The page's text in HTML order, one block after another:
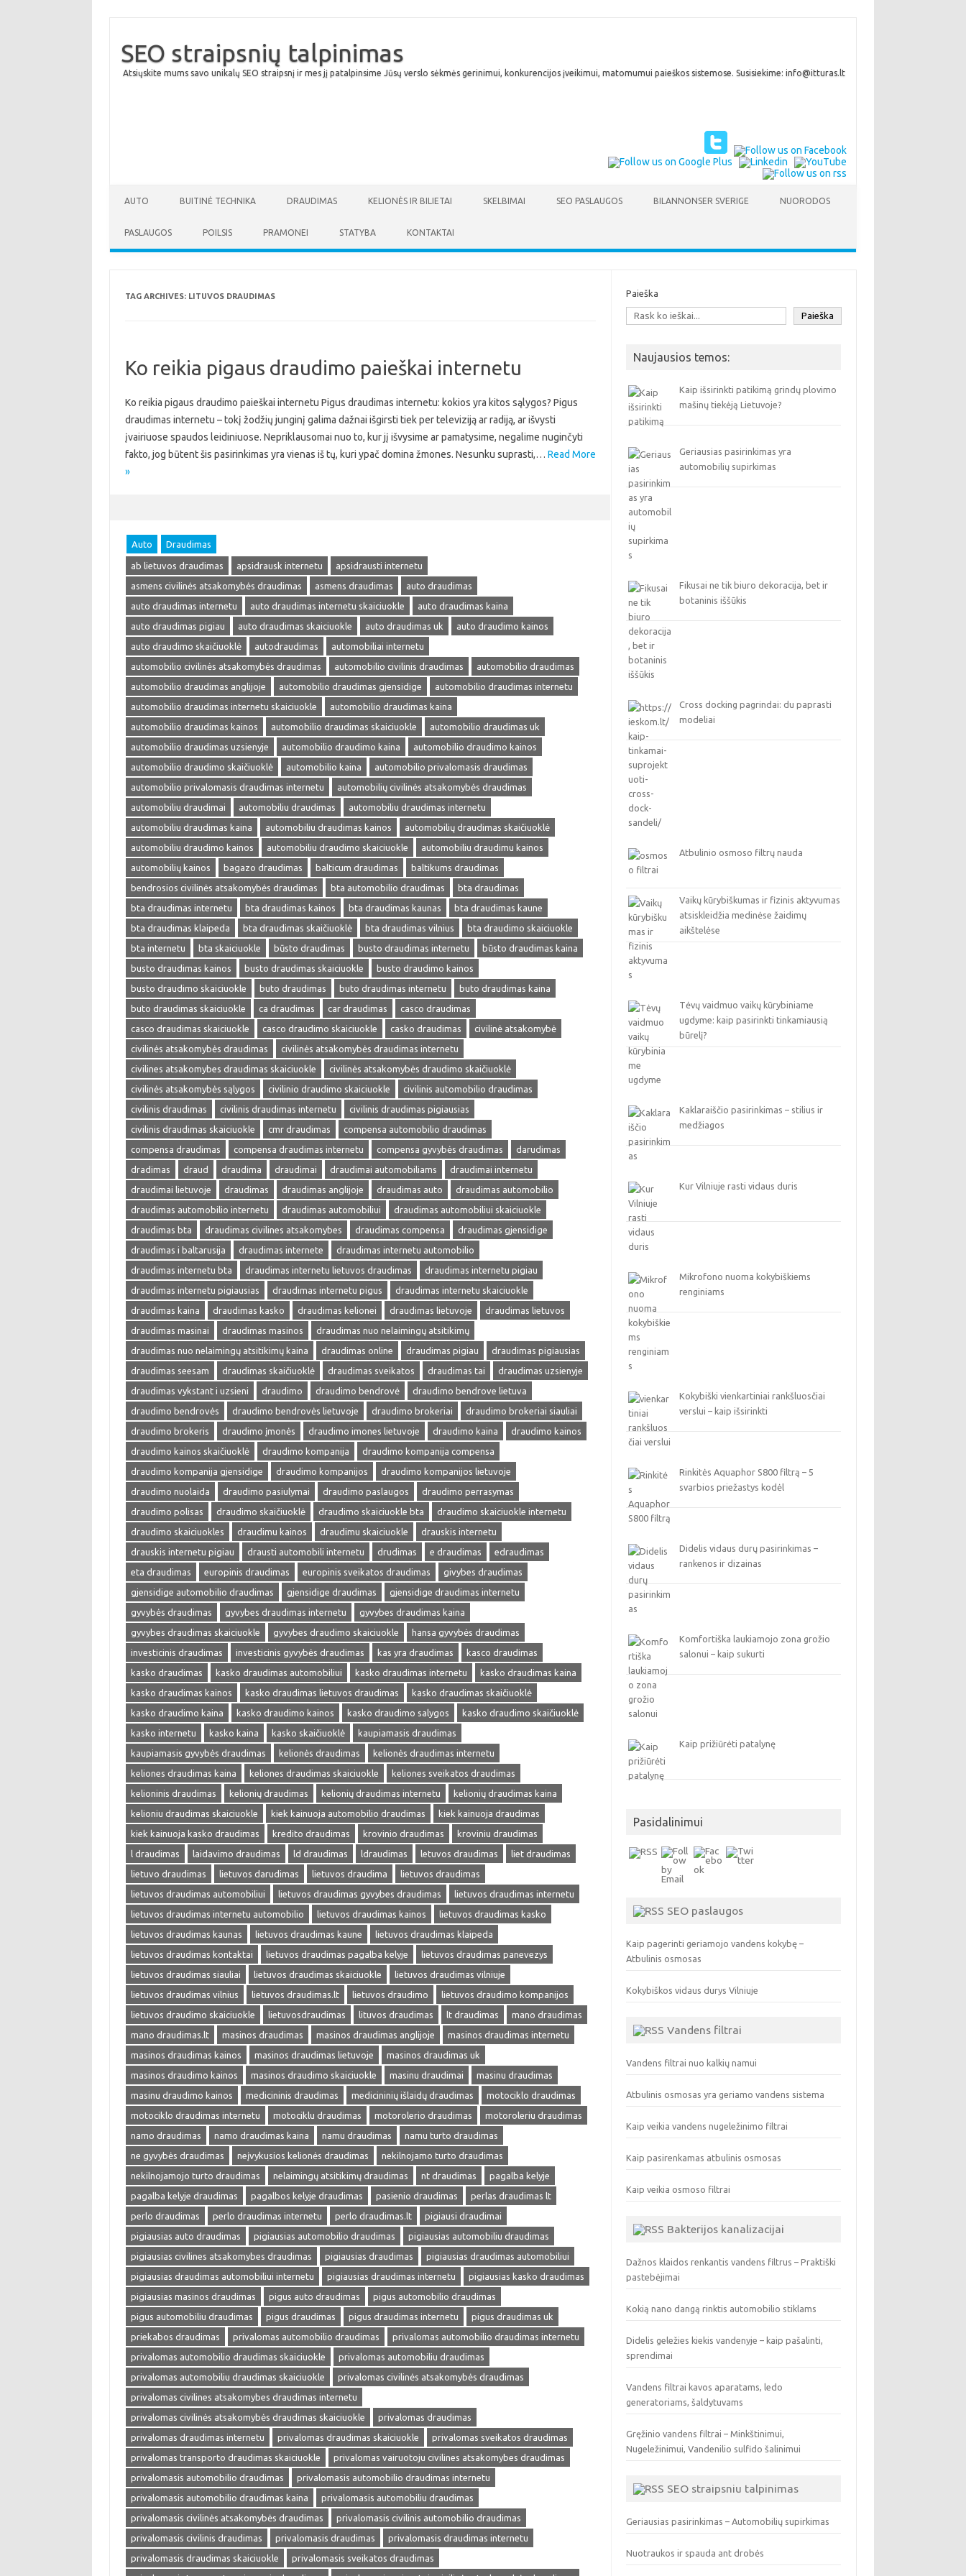
SEO straipsnių talpinimas
Atsiųskite mums savo unikalų SEO straipsnį ir mes jį patalpinsime Jūsų verslo sėkmės gerinimui, konkurencijos įveikimui, matomumui paieškos sistemose. Susisiekime: info@itturas.lt
AUTO BUITINĖ TECHNIKA DRAUDIMAS KELIONĖS IR BILIETAI SKELBIMAI SEO PASLAUGOS BILANNONSER SVERIGE NUORODOS
PASLAUGOS POILSIS PRAMONEI STATYBA KONTAKTAI
TAG ARCHIVES: LITUVOS DRAUDIMAS
Ko reikia pigaus draudimo paieškai internetu
Ko reikia pigaus draudimo paieškai internetu Pigus draudimas internetu: kokios yra kitos sąlygos? Pigus
draudimas internetu – tokį žodžių junginį galima dažnai išgirsti tiek per televiziją ar radiją, ar išvysti
įvairiuose spaudos leidiniuose. Nepriklausomai nuo to, kur jį išvysime ar pamatysime, negalime nuginčyti
fakto, jog būtent šis pasirinkimas yra vienas iš tų, kuri ypač domina žmones. Nesunku suprasti,… Read More
»
Auto Draudimas
ab lietuvos draudimas apsidrausk internetu
apsidrausti internetu
asmens civilinės atsakomybės draudimas
asmens draudimas
auto draudimas
auto draudimas internetu
auto draudimas internetu skaiciuokle
auto draudimas kaina
auto draudimas pigiau
auto draudimas skaiciuokle auto draudimas uk
auto draudimo kainos
auto draudimo skaičiuoklė
autodraudimas
automobiliai internetu
automobilio civilinės atsakomybės draudimas
automobilio civilinis draudimas
automobilio draudimas
automobilio draudimas anglijoje
automobilio draudimas gjensidige
automobilio draudimas internetu
automobilio draudimas internetu skaiciuokle
automobilio draudimas kaina
automobilio draudimas kainos
automobilio draudimas skaiciuokle
automobilio draudimas uk
automobilio draudimas uzsienyje
automobilio draudimo kaina
automobilio draudimo kainos
automobilio draudimo skaičiuoklė
automobilio kaina
automobilio privalomasis draudimas
automobilio privalomasis draudimas internetu
automobilių civilinės atsakomybės draudimas
automobiliu draudimai
automobiliu draudimas
automobiliu draudimas internetu
automobiliu draudimas kaina
automobiliu draudimas kainos
automobilių draudimas skaičiuoklė
automobiliu draudimo kainos
automobiliu draudimo skaiciuokle
automobiliu draudimu kainos
automobilių kainos
bagazo draudimas balticum draudimas
baltikums draudimas
bendrosios civilinės atsakomybės draudimas
bta automobilio draudimas
bta draudimas
bta draudimas internetu
bta draudimas kainos bta draudimas kaunas
bta draudimas kaune
bta draudimas klaipeda
bta draudimas skaičiuoklė bta draudimas vilnius
bta draudimo skaiciuokle
bta internetu
bta skaiciuokle būsto draudimas busto draudimas internetu
būsto draudimas kaina
busto draudimas kainos
busto draudimas skaiciuokle
busto draudimo kainos
busto draudimo skaiciuokle
buto draudimas buto draudimas internetu
buto draudimas kaina
buto draudimas skaiciuokle
ca draudimas car draudimas
casco draudimas
casco draudimas skaiciuokle
casco draudimo skaiciuokle casko draudimas
civilinė atsakomybė
civilinės atsakomybės draudimas
civilinės atsakomybės draudimas internetu
civilines atsakomybes draudimas skaiciuokle
civilinės atsakomybės draudimo skaičiuoklė
civilinės atsakomybės sąlygos
civilinio draudimo skaiciuokle
civilinis automobilio draudimas
civilinis draudimas
civilinis draudimas internetu
civilinis draudimas pigiausias
civilinis draudimas skaiciuokle
cmr draudimas
compensa automobilio draudimas
compensa draudimas
compensa draudimas internetu compensa gyvybės draudimas
darudimas
dradimas
draud draudima draudimai draudimai automobiliams
draudimai internetu
draudimai lietuvoje
draudimas draudimas anglijoje draudimas auto
draudimas automobilio
draudimas automobilio internetu
draudimas automobiliui
draudimas automobiliui skaiciuokle
draudimas bta
draudimas civilines atsakomybes draudimas compensa
draudimas gjensidige
draudimas i baltarusija
draudimas internete
draudimas internetu automobilio
draudimas internetu bta
draudimas internetu lietuvos draudimas
draudimas internetu pigiau
draudimas internetu pigiausias
draudimas internetu pigus
draudimas internetu skaiciuokle
draudimas kaina
draudimas kasko draudimas kelionei draudimas lietuvoje
draudimas lietuvos
draudimas masinai
draudimas masinos
draudimas nuo nelaimingų atsitikimų
draudimas nuo nelaimingų atsitikimų kaina
draudimas online draudimas pigiau
draudimas pigiausias
draudimas seesam
draudimas skaičiuoklė draudimas sveikatos draudimas tai
draudimas uzsienyje
draudimas vykstant i uzsieni
draudimo draudimo bendrovė
draudimo bendrove lietuva
draudimo bendrovės
draudimo bendrovės lietuvoje draudimo brokeriai
draudimo brokeriai siauliai
draudimo brokeris
draudimo įmonės draudimo imones lietuvoje draudimo kaina
draudimo kainos
draudimo kainos skaičiuoklė
draudimo kompanija
draudimo kompanija compensa
draudimo kompanija gjensidige
draudimo kompanijos
draudimo kompanijos lietuvoje
draudimo nuolaida
draudimo pasiulymai draudimo paslaugos
draudimo perrasymas
draudimo polisas
draudimo skaičiuoklė draudimo skaiciuokle bta
draudimo skaiciuokle internetu
draudimo skaiciuokles
draudimu kainos draudimu skaiciuokle
drauskis internetu
drauskis internetu pigiau
drausti automobili internetu drudimas e draudimas
edraudimas
eta draudimas
europinis draudimas europinis sveikatos draudimas
givybes draudimas
gjensidige automobilio draudimas
gjensidige draudimas
gjensidige draudimas internetu
gyvybės draudimas
gyvybes draudimas internetu
gyvybes draudimas kaina
gyvybes draudimas skaiciuokle
gyvybes draudimo skaiciuokle
hansa gyvybės draudimas
investicinis draudimas
investicinis gyvybės draudimas kas yra draudimas
kasco draudimas
kasko draudimas
kasko draudimas automobiliui kasko draudimas internetu
kasko draudimas kaina
kasko draudimas kainos
kasko draudimas lietuvos draudimas
kasko draudimas skaičiuoklė
kasko draudimo kaina
kasko draudimo kainos kasko draudimo salygos
kasko draudimo skaičiuoklė
kasko internetu
kasko kaina kasko skaičiuoklė
kaupiamasis draudimas
kaupiamasis gyvybės draudimas
kelionės draudimas
kelionės draudimas internetu
keliones draudimas kaina
keliones draudimas skaiciuokle
keliones sveikatos draudimas
kelioninis draudimas
kelionių draudimas kelionių draudimas internetu
kelionių draudimas kaina
kelioniu draudimas skaiciuokle
kiek kainuoja automobilio draudimas
kiek kainuoja draudimas
kiek kainuoja kasko draudimas
kredito draudimas krovinio draudimas
kroviniu draudimas
l draudimas
laidavimo draudimas ld draudimas ldraudimas letuvos draudimas
liet draudimas
lietuvo draudimas
lietuvos darudimas lietuvos draudima
lietuvos draudimas
lietuvos draudimas automobiliui
lietuvos draudimas gyvybes draudimas
lietuvos draudimas internetu
lietuvos draudimas internetu automobilio
lietuvos draudimas kainos
lietuvos draudimas kasko
lietuvos draudimas kaunas
lietuvos draudimas kaune
lietuvos draudimas klaipeda
lietuvos draudimas kontaktai
lietuvos draudimas pagalba kelyje
lietuvos draudimas panevezys
lietuvos draudimas siauliai
lietuvos draudimas skaiciuokle
lietuvos draudimas vilniuje
lietuvos draudimas vilnius
lietuvos draudimas.lt lietuvos draudimo
lietuvos draudimo kompanijos
lietuvos draudimo skaiciuokle
lietuvosdraudimas lituvos draudimas lt draudimas
mano draudimas
mano draudimas.lt
masinos draudimas masinos draudimas anglijoje
masinos draudimas internetu
masinos draudimas kainos
masinos draudimas lietuvoje
masinos draudimas uk
masinos draudimo kainos
masinos draudimo skaiciuokle masinu draudimai
masinu draudimas
masinu draudimo kainos
medicininis draudimas medicininių išlaidų draudimas
motociklo draudimas
motociklo draudimas internetu
motociklu draudimas motorolerio draudimas
motoroleriu draudimas
namo draudimas
namo draudimas kaina namu draudimas
namu turto draudimas
ne gyvybės draudimas
neįvykusios kelionės draudimas
nekilnojamo turto draudimas
nekilnojamojo turto draudimas
nelaimingų atsitikimų draudimas nt draudimas
pagalba kelyje
pagalba kelyje draudimas
pagalbos kelyje draudimas pasienio draudimas
perlas draudimas lt
perlo draudimas
perlo draudimas internetu perlo draudimas.lt
pigiausi draudimai
pigiausias auto draudimas
pigiausias automobilio draudimas
pigiausias automobiliu draudimas
pigiausias civilines atsakomybes draudimas
pigiausias draudimas
pigiausias draudimas automobiliui
pigiausias draudimas automobiliui internetu
pigiausias draudimas internetu
pigiausias kasko draudimas
pigiausias masinos draudimas
pigus auto draudimas
pigus automobilio draudimas
pigus automobiliu draudimas
pigus draudimas pigus draudimas internetu
pigus draudimas uk
priekabos draudimas
privalomas automobilio draudimas
privalomas automobilio draudimas internetu
privalomas automobilio draudimas skaiciuokle
privalomas automobiliu draudimas
privalomas automobiliu draudimas skaiciuokle
privalomas civilinės atsakomybės draudimas
privalomas civilines atsakomybes draudimas internetu
privalomas civilinės atsakomybės draudimas skaiciuokle
privalomas draudimas
privalomas draudimas internetu
privalomas draudimas skaiciuokle
privalomas sveikatos draudimas
privalomas transporto draudimas skaiciuokle
privalomas vairuotoju civilines atsakomybes draudimas
privalomasis automobilio draudimas
privalomasis automobilio draudimas internetu
privalomasis automobilio draudimas kaina
privalomasis automobiliu draudimas
privalomasis civilinės atsakomybės draudimas
privalomasis civilinis automobilio draudimas
privalomasis civilinis draudimas
privalomasis draudimas
privalomasis draudimas internetu
privalomasis draudimas skaiciuokle
privalomasis sveikatos draudimas
Paieška
Paieška
Naujausios temos:
Kaip išsirinkti patikimą grindų plovimo
mašinų tiekėją Lietuvoje?
Geriausias pasirinkimas yra
automobilių supirkimas
Fikusai ne tik biuro dekoracija, bet ir
botaninis iššūkis
Cross docking pagrindai: du paprasti
modeliai
Atbulinio osmoso filtrų nauda
Vaikų kūrybiškumas ir fizinis aktyvumas
atsiskleidžia medinėse žaidimų
aikštelėse
Tėvų vaidmuo vaikų kūrybiniame
ugdyme: kaip pasirinkti tinkamiausią
būrelį?
Kaklaraiščio pasirinkimas – stilius ir
medžiagos
Kur Vilniuje rasti vidaus duris
Mikrofono nuoma kokybiškiems
renginiams
Kokybiški vienkartiniai rankšluosčiai
verslui – kaip išsirinkti
Rinkitės Aquaphor S800 filtrą – 5
svarbios priežastys kodėl
Didelis vidaus durų pasirinkimas –
rankenos ir dizainas
Komfortiška laukiamojo zona grožio
salonui – kaip sukurti
Kaip prižiūrėti patalynę
Pasidalinimui
SEO paslaugos
Kaip pagerinti geriamojo vandens kokybę –
Atbulinis osmosas
Kokybiškos vidaus durys Vilniuje
Vandens filtrai
Vandens filtrai nuo kalkių namui
Atbulinis osmosas yra geriamo vandens sistema
Kaip veikia vandens nugeležinimo filtrai
Kaip pasirenkamas atbulinis osmosas
Kaip veikia osmoso filtrai
Bakterijos kanalizacijai
Dažnos klaidos renkantis vandens filtrus – Praktiški
pastebėjimai
Kokią nano dangą rinktis automobilio stiklams
Didelis geležies kiekis vandenyje – kaip pašalinti,
sprendimai
Vandens filtrai kavos aparatams, ledo
generatoriams, šaldytuvams
Gręžinio vandens filtrai – Minkštinimui,
Nugeležinimui, Vandenilio sulfido šalinimui
SEO straipsniu talpinimas
Geriausias pasirinkimas – Automobilių supirkimas
Nuotraukos ir spauda ant drobės